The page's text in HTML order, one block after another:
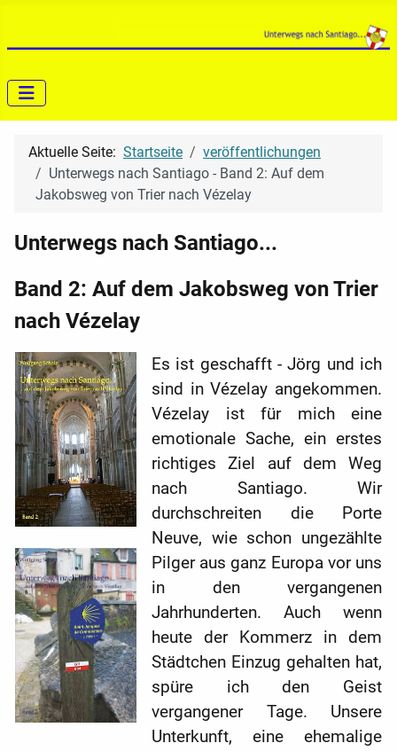
Aktuelle Seite: Startseite
veröffentlichungen
Unterwegs nach Santiago - Band 2: Auf dem
Jakobsweg von Trier nach Vézelay
Unterwegs nach Santiago...
Band 2: Auf dem Jakobsweg von Trier
nach Vézelay
Es ist geschafft - Jörg und ich
sind in Vézelay angekommen.
Vézelay ist für mich eine
emotionale Sache, ein erstes
richtiges Ziel auf dem Weg
nach Santiago. Wir
durchschreiten die Porte
Neuve, wie schon ungezählte
Pilger aus ganz Europa vor uns
in den vergangenen
Jahrhunderten. Auch wenn
heute der Kommerz in dem
Städtchen Einzug gehalten hat,
spüre ich den Geist
vergangener Tage. Unsere
Unterkunft, eine ehemalige